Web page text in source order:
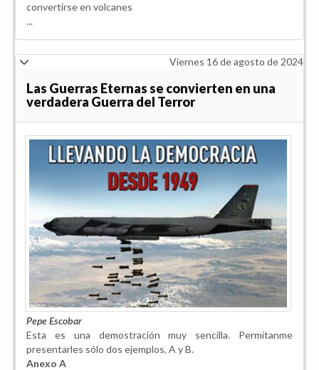
convertirse en volcanes
...
Viernes 16 de agosto de 2024
Las Guerras Eternas se convierten en una
verdadera Guerra del Terror
Pepe Escobar
Esta es una demostración muy sencilla. Permítanme
presentarles sólo dos ejemplos, A y B.
Anexo A